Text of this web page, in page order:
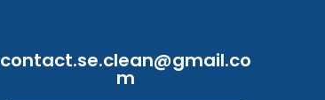
contact.se.clean@gmail.co
m